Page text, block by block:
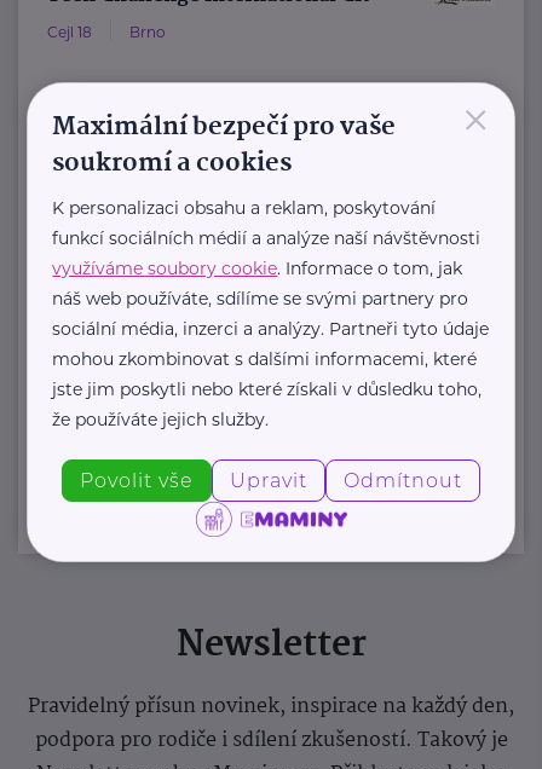
Cejl 18 Brno
Teen Challenge ČR patří do sítě
služeb mezinárodní křesťanské
organizace Teen Challenge.
Organizace byla založena ...
www.teenchallenge.cz
+420 775 556 634
marsalova@teenchallenge.cz
Zobrazit přehled společností
Newsletter
Pravidelný přísun novinek, inspirace na každý den,
podpora pro rodiče i sdílení zkušeností. Takový je
×
Maximální bezpečí pro vaše
soukromí a cookies
K personalizaci obsahu a reklam, poskytování
funkcí sociálních médií a analýze naší návštěvnosti
využíváme soubory cookie. Informace o tom, jak
náš web používáte, sdílíme se svými partnery pro
sociální média, inzerci a analýzy. Partneři tyto údaje
mohou zkombinovat s dalšími informacemi, které
jste jim poskytli nebo které získali v důsledku toho,
že používáte jejich služby.
Povolit vše Upravit Odmítnout